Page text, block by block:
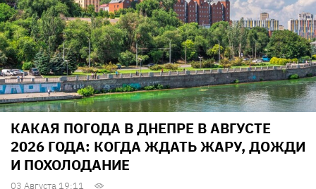
КАКАЯ ПОГОДА В ДНЕПРЕ В АВГУСТЕ
2026 ГОДА: КОГДА ЖДАТЬ ЖАРУ, ДОЖДИ
И ПОХОЛОДАНИЕ
03 Августа 19:11